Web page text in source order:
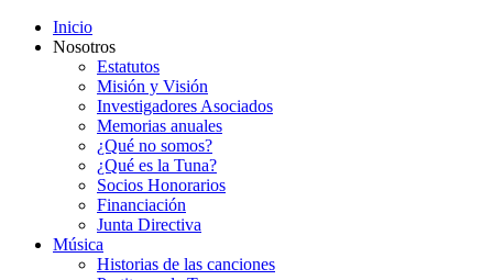
Inicio
Nosotros
Estatutos
Misión y Visión
Investigadores Asociados
Memorias anuales
¿Qué no somos?
¿Qué es la Tuna?
Socios Honorarios
Financiación
Junta Directiva
Música
Historias de las canciones